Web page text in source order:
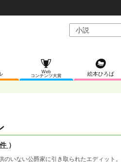
Web
コンテンツ大賞
絵本ひろば
）
のいない公爵家に引き取られたエディット。